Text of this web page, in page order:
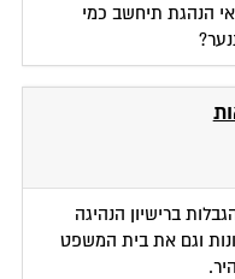
הנהגת תיחשב כמי
ברישיון הנהיגה
וגם את בית המשפט